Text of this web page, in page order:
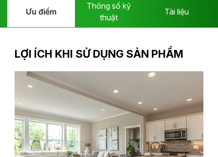
Ưu điểm
Thông số kỹ
thuật
Tài liệu
LỢI ÍCH KHI SỬ DỤNG SẢN PHẨM